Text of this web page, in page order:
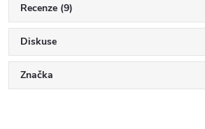
Recenze (9)
Diskuse
Značka